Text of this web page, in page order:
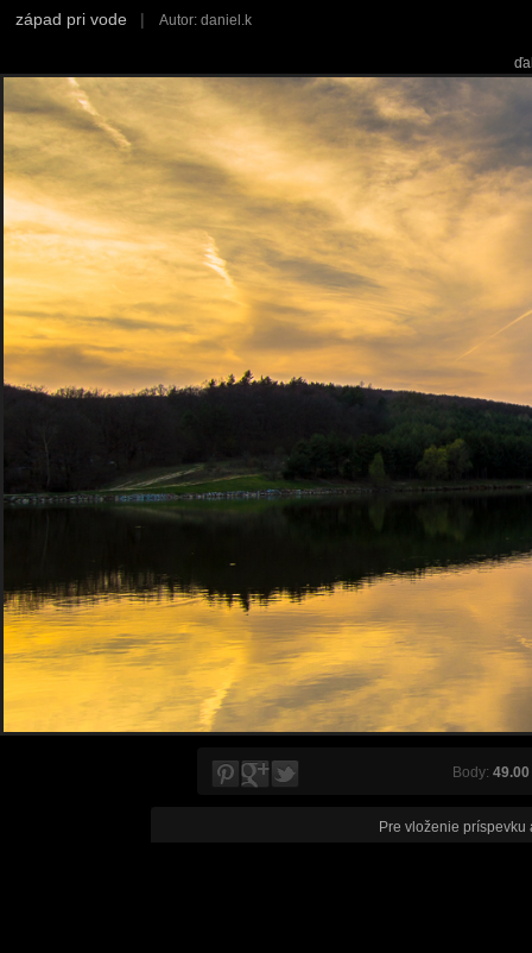
západ pri vode | Autor: daniel.k
Body: 49.00
Pre vloženie